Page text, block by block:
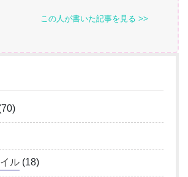
この人が書いた記事を見る >>
ル (18)